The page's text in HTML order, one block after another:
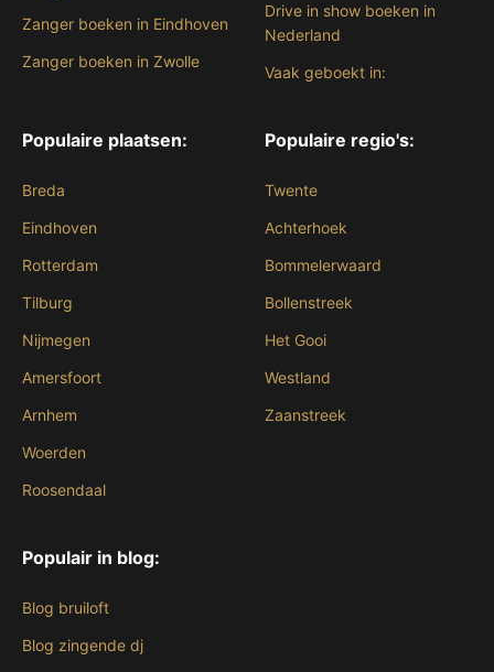
Zanger boeken in Eindhoven
Zanger boeken in Zwolle
Drive in show boeken in
Nederland
Vaak geboekt in:
Populaire plaatsen:
Breda
Eindhoven
Rotterdam
Tilburg
Nijmegen
Amersfoort
Arnhem
Woerden
Roosendaal
Populaire regio's:
Twente
Achterhoek
Bommelerwaard
Bollenstreek
Het Gooi
Westland
Zaanstreek
Populair in blog:
Blog bruiloft
Blog zingende dj